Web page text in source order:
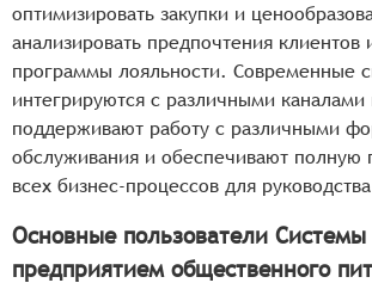
оптимизировать закупки и
анализировать предпочтения
программы лояльности. Современные
интегрируются с различными
поддерживают работу с различными
обслуживания и обеспечивают полную
всех бизнес-процессов для
Основные пользователи Системы
предприятием общественного